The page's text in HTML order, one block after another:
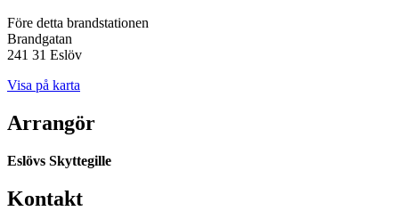
Före detta brandstationen
Brandgatan
241 31 Eslöv
Visa på karta
Arrangör
Eslövs Skyttegille
Kontakt